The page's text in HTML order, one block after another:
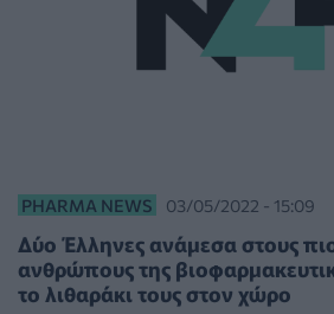
PHARMA NEWS 03/05/2022 - 15:09
Δύο Έλληνες ανάμεσα στους
ανθρώπους της
το λιθαράκι τους στον χώρο